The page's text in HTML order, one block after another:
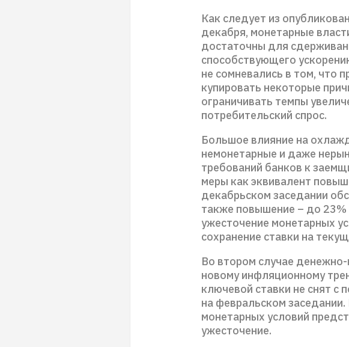
Как следует из
декабря, монетарные
достаточны для
способствующего
не сомневались в том, что
купировать некоторые
ограничивать темпы
потребительский спрос.
Большое влияние на
немонетарные и даже
требований банков к
меры как эквивалент
декабрьском заседании
также повышение – до 23%
ужесточение монетарных
сохранение ставки на
Во втором случае
новому инфляционному
ключевой ставки не снят с
на февральском
монетарных условий
ужесточение.